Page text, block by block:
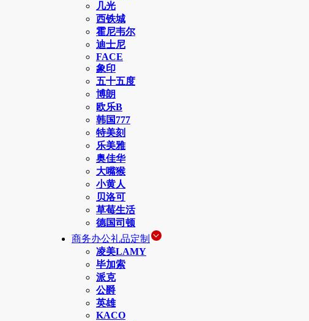
几光
西铁城
霍尼韦尔
迪士尼
FACE
象印
五十五度
博朗
欧乐B
韩国777
特美刻
乐美雅
奥佳华
大嘴猴
小黄人
贝洛可
草莓生活
德国司顿
商务办公礼品定制
凌美LAMY
毕加索
派克
公爵
英雄
KACO